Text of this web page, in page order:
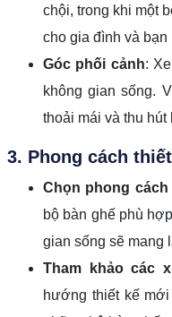
chội, trong khi một
cho gia đình và bạn
Góc phối cảnh:
không gian sống.
thoải mái và thu hút
3. Phong cách
Chọn phong
bộ bàn ghế phù
gian sống sẽ mang
Tham khảo các
hướng thiết kế